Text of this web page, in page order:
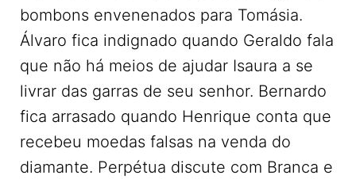
bombons envenenados para Tomásia.
Álvaro fica indignado quando Geraldo fala
que não há meios de ajudar Isaura a se
livrar das garras de seu senhor. Bernardo
fica arrasado quando Henrique conta que
recebeu moedas falsas na venda do
diamante. Perpétua discute com Branca e